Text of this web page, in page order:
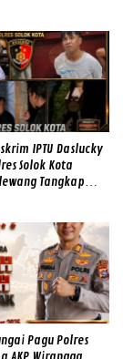
IPTU Daslucky
Solok Kota
Tangkap
Pagu Polres